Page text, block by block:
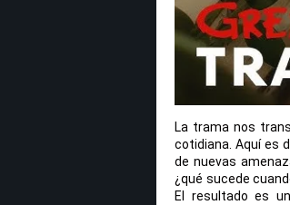
La trama nos
cotidiana. Aquí es
de nuevas
¿qué sucede
El resultado es